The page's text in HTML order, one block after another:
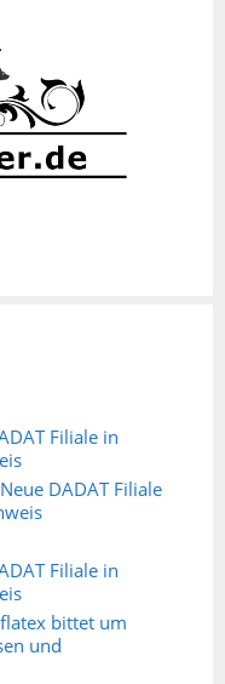
Filiale in
Neue DADAT Filiale
Filiale in
flatex bittet um
und